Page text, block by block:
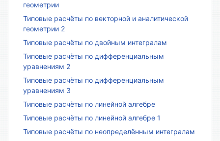
геометрии
Типовые расчёты по векторной и аналитической
геометрии 2
Типовые расчёты по двойным интегралам
Типовые расчёты по дифференциальным
уравнениям 2
Типовые расчёты по дифференциальным
уравнениям 3
Типовые расчёты по линейной алгебре
Типовые расчёты по линейной алгебре 1
Типовые расчёты по неопределённым интегралам